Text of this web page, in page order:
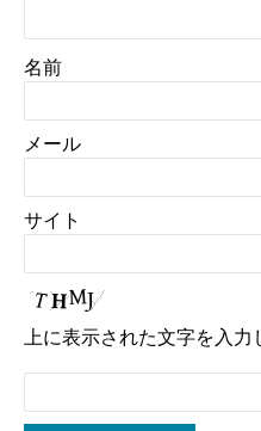
名前
メール
サイト
上に表示された文字を入力